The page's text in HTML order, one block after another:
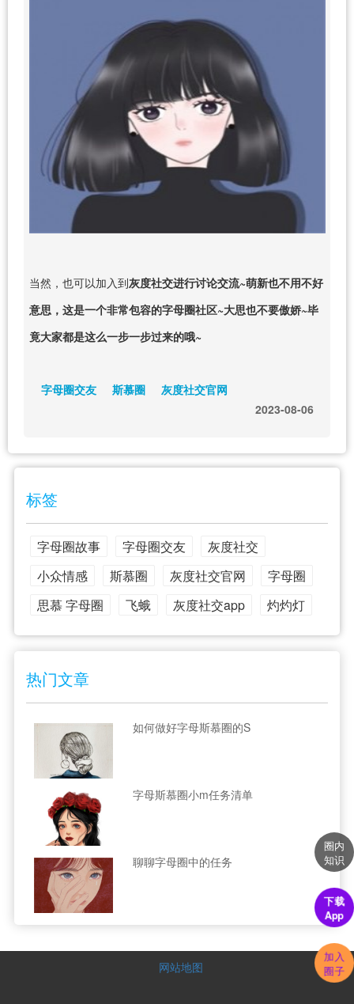
当然，也可以加入到灰度社交进行讨论交流~萌新也不用不好
意思，这是一个非常包容的字母圈社区~大思也不要傲娇~毕
竟大家都是这么一步一步过来的哦~
字母圈交友 斯慕圈
灰度社交官网
2023-08-06
标签
字母圈故事 字母圈交友
灰度社交
小众情感
斯慕圈 灰度社交官网
字母圈
思慕 字母圈
飞蛾 灰度社交app 灼灼灯
热门文章
如何做好字母斯慕圈的S
字母斯慕圈小m任务清单
聊聊字母圈中的任务
网站地图
圈内
知识
下载
App
加入
圈子